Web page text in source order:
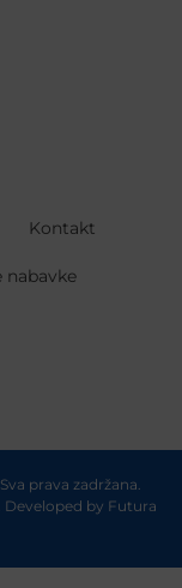
Kontakt
nabavke
prava zadržana.
Developed by Futura